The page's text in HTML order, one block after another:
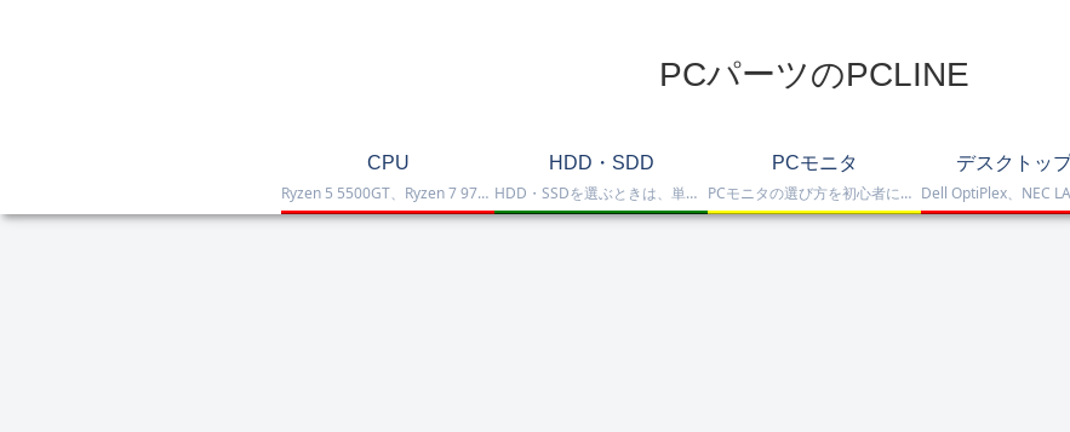
PCパーツのPCLINE
CPU
Ryzen 5 5500GT、Ryzen 7 9700X、Ryzen 7 9800X3D、Core Ultra 7 265K、Core i5-12400などを掲載したCPU一覧です。性能・価格・用途を比較しながら、自作PCやゲーミング向けの最適な1台を選べます。
HDD・SDD
HDD・SSDを選ぶときは、単に容量だけを見るのではなく、保存重視なのか、高速化したいのか、NAS運用なのか、外付けで使いたいのかまで整理して選ぶことが大切です。このカテゴリでは、HDDとSSDの基本的な違いを踏まえつつ、保存容量をしっかり確保したい方向けのHDD、高速起動や作業効率を重視したい方向けのSSD、さらにNAS向けHDDやNVMe SSD、SATA SSD、外付けストレージまで比較しや…
PCモニタ
PCモニタの選び方を初心者にも分かりやすく解説。ゲーミングモニタ、4K・高画質モニタ、モバイルモニタ、仕事・普段使い向けモニタまで、用途別に比較しやすくまとめています。
デスクトッ